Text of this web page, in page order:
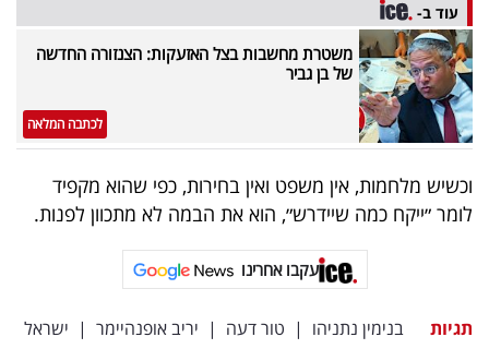
עוד ב-
משטרת מחשבות בצל האזעקות: הצנזורה החדשה
של בן גביר
לכתבה המלאה
וכשיש מלחמות, אין משפט ואין בחירות, כפי שהוא מקפיד
לומר ״ייקח כמה שיידרש״, הוא את הבמה לא מתכוון לפנות.
עקבו אחרינו
תגיות בנימין נתניהו | טור דעה | יריב אופנהיימר | ישראל